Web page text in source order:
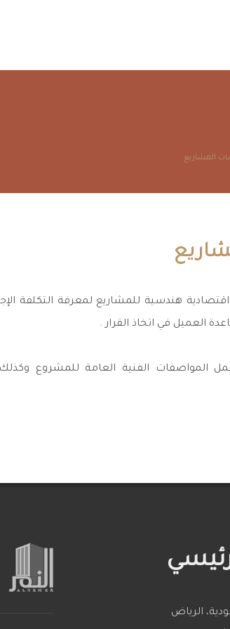
المشاريع
هندسية للمشاريع لمعرفة التكلفة
العميل في اتخاذ القرار .
المواصفات الفنية العامة للمشروع
الرياض